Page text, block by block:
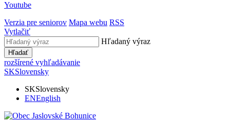
Youtube
Verzia pre seniorov Mapa webu RSS
Vytlačiť
Hľadaný výraz
Hľadať
rozšírené vyhľadávanie
SKSlovensky
SKSlovensky
ENEnglish